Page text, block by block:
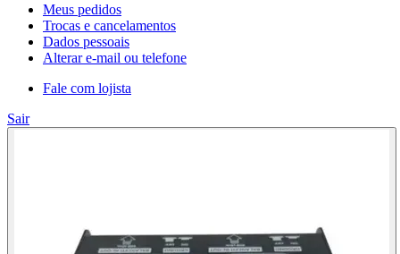
Meus pedidos
Trocas e cancelamentos
Dados pessoais
Alterar e-mail ou telefone
Fale com lojista
Sair